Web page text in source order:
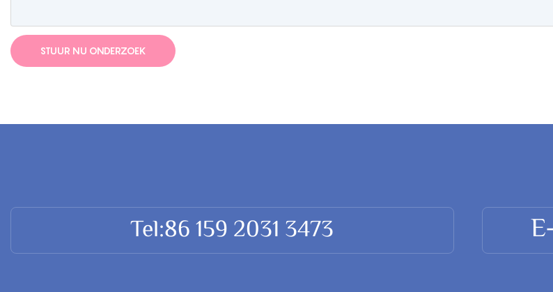
STUUR NU ONDERZOEK
Tel:86 159 2031 3473